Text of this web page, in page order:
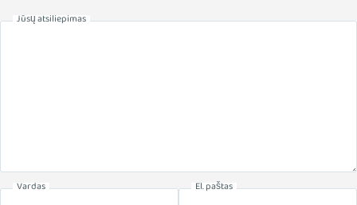
Jūsų atsiliepimas
Vardas El. paštas